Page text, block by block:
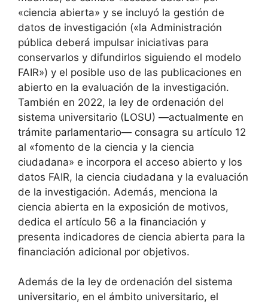
«ciencia abierta» y se incluyó la gestión de
datos de investigación («la Administración
pública deberá impulsar iniciativas para
conservarlos y difundirlos siguiendo el modelo
FAIR») y el posible uso de las publicaciones en
abierto en la evaluación de la investigación.
También en 2022, la ley de ordenación del
sistema universitario (LOSU) —actualmente en
trámite parlamentario— consagra su artículo 12
al «fomento de la ciencia y la ciencia
ciudadana» e incorpora el acceso abierto y los
datos FAIR, la ciencia ciudadana y la evaluación
de la investigación. Además, menciona la
ciencia abierta en la exposición de motivos,
dedica el artículo 56 a la financiación y
presenta indicadores de ciencia abierta para la
financiación adicional por objetivos.
Además de la ley de ordenación del sistema
universitario, en el ámbito universitario, el